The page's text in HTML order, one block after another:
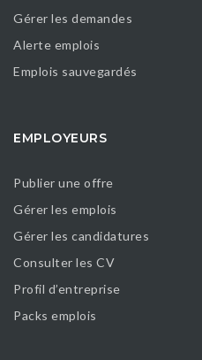
Gérer les demandes
Alerte emplois
Emplois sauvegardés
EMPLOYEURS
Publier une offre
Gérer les emplois
Gérer les candidatures
Consulter les CV
Profil d’entreprise
Packs emplois